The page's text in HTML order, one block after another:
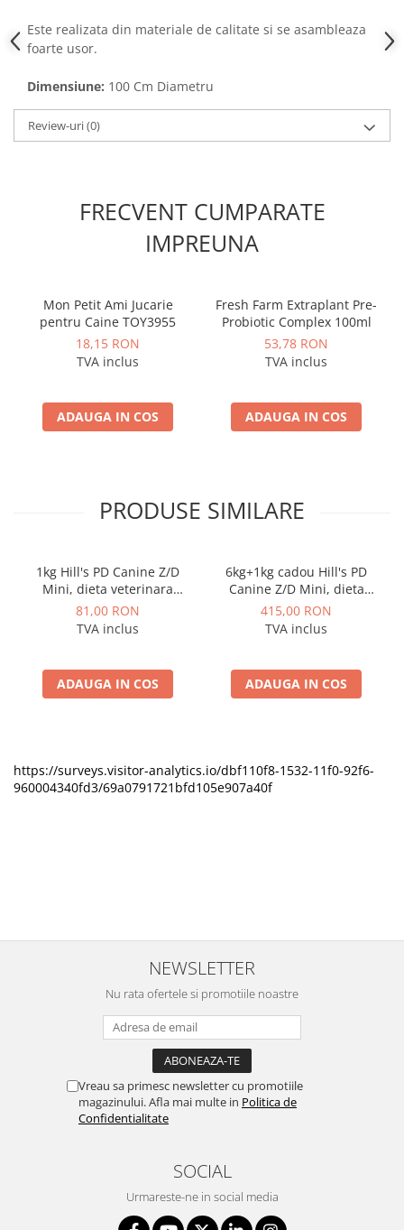
Este realizata din materiale de calitate si se asambleaza
foarte usor.
Dimensiune: 100 Cm Diametru
Review-uri(0)
FRECVENT CUMPARATE
IMPREUNA
Mon Petit Ami Jucarie
pentru Caine TOY3955
18,15 RON
TVA inclus
ADAUGA IN COS
Fresh Farm Extraplant Pre-
Probiotic Complex 100ml
53,78 RON
TVA inclus
ADAUGA IN COS
PRODUSE SIMILARE
1kg Hill's PD Canine Z/D
Mini, dieta veterinara
pentru caini cu probleme
dermatologice
81,00 RON
TVA inclus
ADAUGA IN COS
6kg+1kg cadou Hill's PD
Canine Z/D Mini, dieta
veterinara pentru caini cu
probleme dermatologice
415,00 RON
TVA inclus
ADAUGA IN COS
https://surveys.visitor-analytics.io/dbf110f8-1532-11f0-92f6-
960004340fd3/69a0791721bfd105e907a40f
NEWSLETTER
Nu rata ofertele si promotiile noastre
Vreau sa primesc newsletter cu promotiile
magazinului. Afla mai multe in Politica de
Confidentialitate
SOCIAL
Urmareste-ne in social media